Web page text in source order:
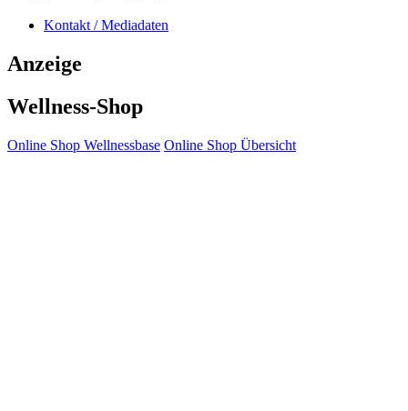
Kontakt / Mediadaten
Anzeige
Wellness-Shop
Online Shop Wellnessbase Online Shop Übersicht